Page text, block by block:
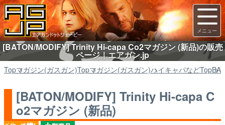
[BATON/MODIFY] Trinity Hi-capa Co2マガジン (新品)の販売
ページ｜エアガン.jp
Topマガジン(ガスガン)Topマガジン(ガスガン)ハイキャパなどTop
[BATON/MODIFY] Trinity Hi-capa C
o2マガジン (新品)